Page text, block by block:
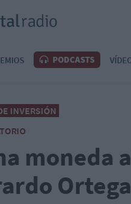
PODCASTS
INVERSIÓN
moneda
Ortega